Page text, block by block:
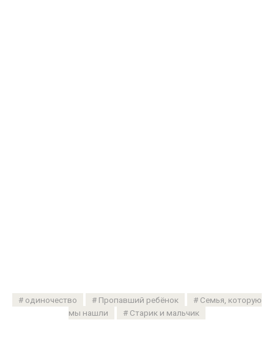
одиночество Пропавший ребёнок
Семья, которую
мы нашли
Старик и мальчик